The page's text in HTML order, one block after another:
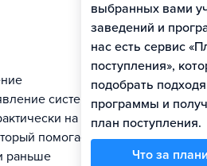
систем
на всех
помогает
раньше
выбранных вами
заведений и
нас есть сервис
поступления»,
подобрать
программы и
план поступления.
Что за